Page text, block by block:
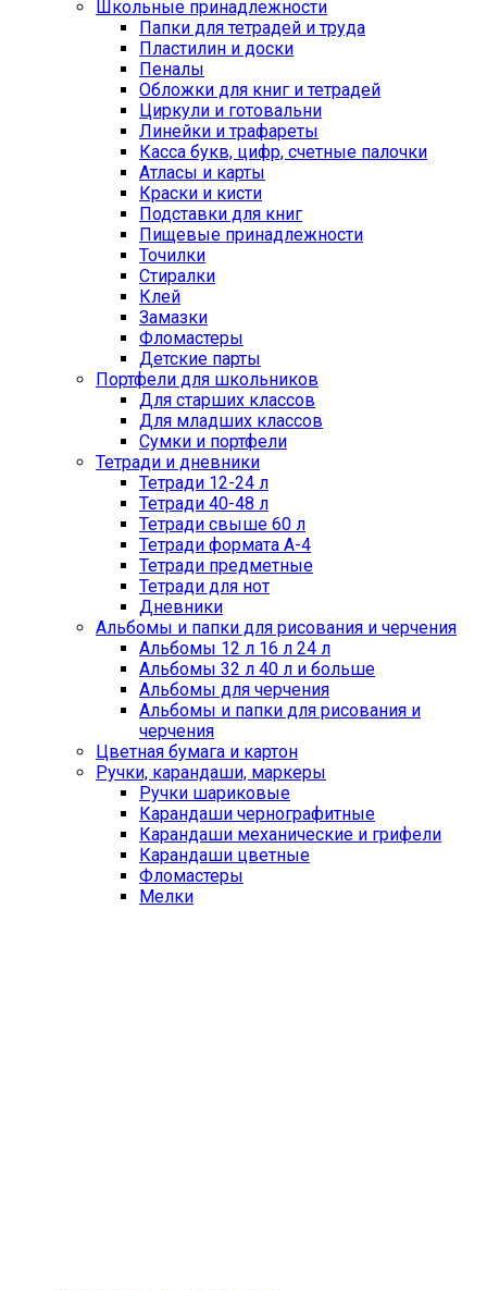
Школьные принадлежности
Папки для тетрадей и труда
Пластилин и доски
Пеналы
Обложки для книг и тетрадей
Циркули и готовальни
Линейки и трафареты
Касса букв, цифр, счетные палочки
Атласы и карты
Краски и кисти
Подставки для книг
Пищевые принадлежности
Точилки
Стиралки
Клей
Замазки
Фломастеры
Детские парты
Портфели для школьников
Для старших классов
Для младших классов
Сумки и портфели
Тетради и дневники
Тетради 12-24 л
Тетради 40-48 л
Тетради свыше 60 л
Тетради формата А-4
Тетради предметные
Тетради для нот
Дневники
Альбомы и папки для рисования и черчения
Альбомы 12 л 16 л 24 л
Альбомы 32 л 40 л и больше
Альбомы для черчения
Альбомы и папки для рисования и
черчения
Цветная бумага и картон
Ручки, карандаши, маркеры
Ручки шариковые
Карандаши чернографитные
Карандаши механические и грифели
Карандаши цветные
Фломастеры
Мелки